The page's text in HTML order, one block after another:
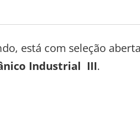
está com seleção
Industrial III.